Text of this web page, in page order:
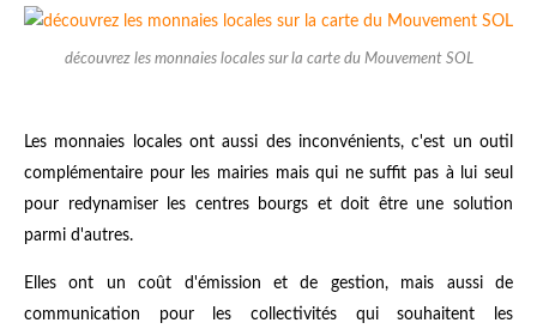
découvrez les monnaies locales sur la carte du Mouvement SOL
Les monnaies locales ont aussi des inconvénients, c'est un outil
complémentaire pour les mairies mais qui ne suffit pas à lui seul
pour redynamiser les centres bourgs et doit être une solution
parmi d'autres.
Elles ont un coût d'émission et de gestion, mais aussi de
communication pour les collectivités qui souhaitent les